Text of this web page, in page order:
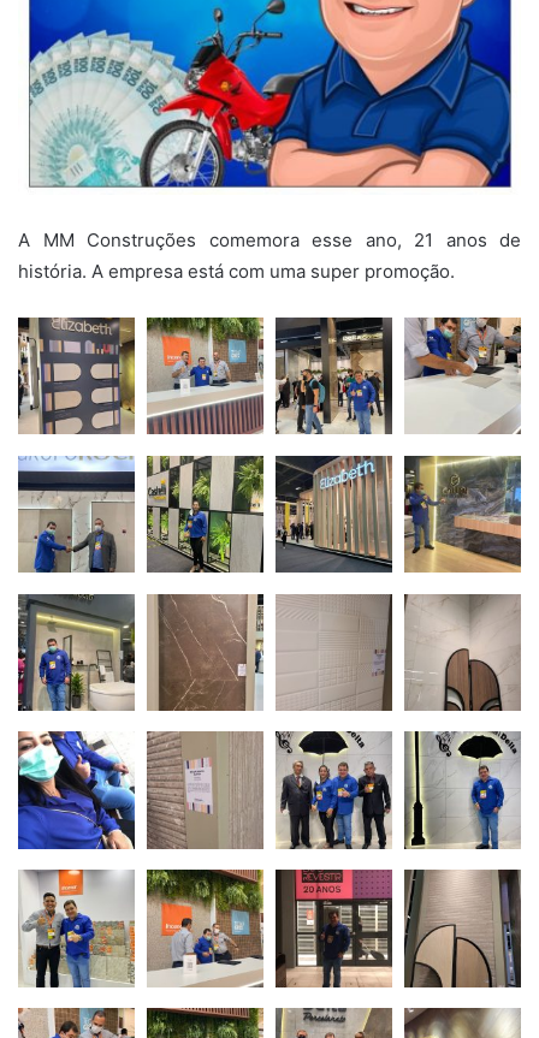
A MM Construções comemora esse ano, 21 anos de
história. A empresa está com uma super promoção.